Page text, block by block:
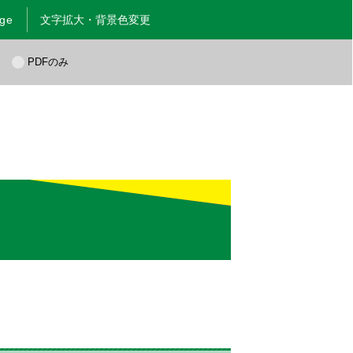
文字拡大・背景色変更
PDFのみ